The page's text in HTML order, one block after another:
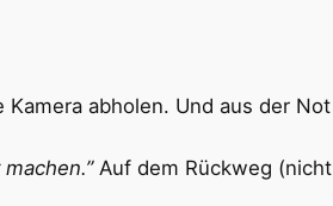
abholen. Und aus der Not
Auf dem Rückweg (nicht